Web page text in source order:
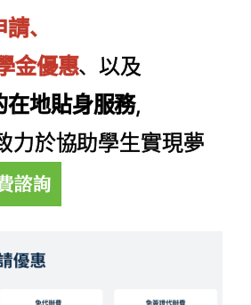
、
金優惠、以及
在地貼身服務，
力於協助學生實現夢